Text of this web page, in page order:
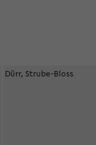
Dürr, Strube-Bloss